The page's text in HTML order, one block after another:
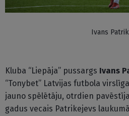
Ivans
Kluba “Liepāja” pussargs Ivans
“Tonybet” Latvijas futbola
jauno spēlētāju, otrdien
gadus vecais Patrikejevs